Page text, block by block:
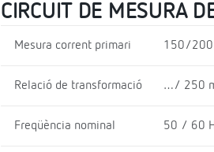
CIRCUIT DE MESURA
Mesura corrent primari 150/
Relació de transformació …/ 250
Freqüència nominal 50 / 60